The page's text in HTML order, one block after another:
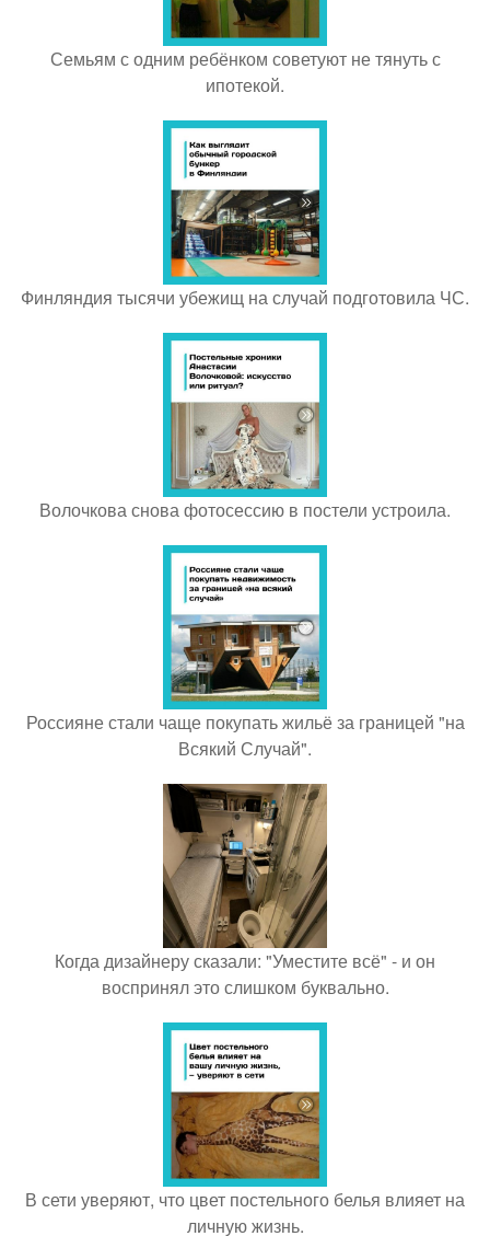
Семьям с одним ребёнком советуют не тянуть с
ипотекой.
Финляндия тысячи убежищ на случай подготовила ЧС.
Волочкова снова фотосессию в постели устроила.
Россияне стали чаще покупать жильё за границей "на
Всякий Случай".
Когда дизайнеру сказали: "Уместите всё" - и он
воспринял это слишком буквально.
В сети уверяют, что цвет постельного белья влияет на
личную жизнь.